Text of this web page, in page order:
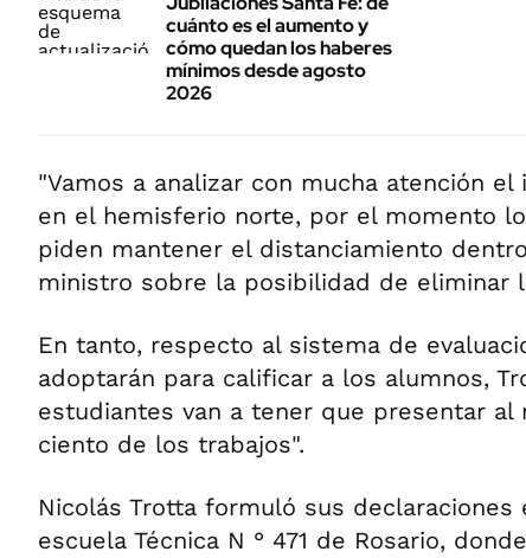
cuánto es el aumento y
cómo quedan los haberes
mínimos desde agosto
2026
"Vamos a analizar con mucha atención
en el hemisferio norte, por el momento
piden mantener el distanciamiento
ministro sobre la posibilidad de eliminar
En tanto, respecto al sistema de
adoptarán para calificar a los alumnos,
estudiantes van a tener que presentar al
ciento de los trabajos".
Nicolás Trotta formuló sus
escuela Técnica N ° 471 de Rosario,